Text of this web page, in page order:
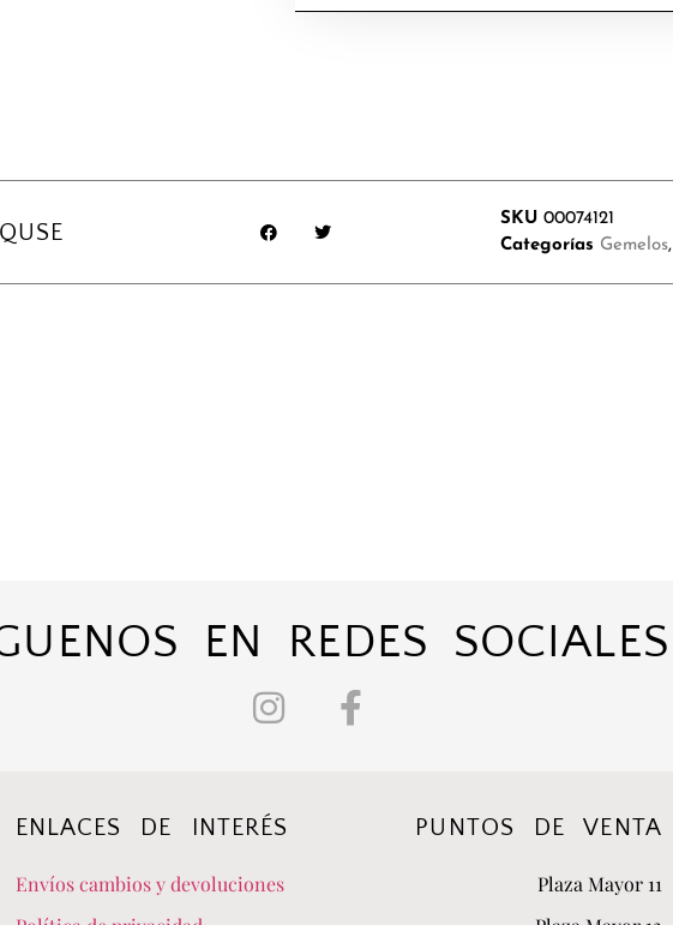
SKU 00074121
Categorías Gemelos,
EN REDES SOCIALES
ENLACES DE INTERÉS
Envíos cambios y devoluciones
PUNTOS DE VENTA
Plaza Mayor 11